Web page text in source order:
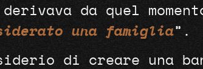
da quel
una famiglia”.
di creare una